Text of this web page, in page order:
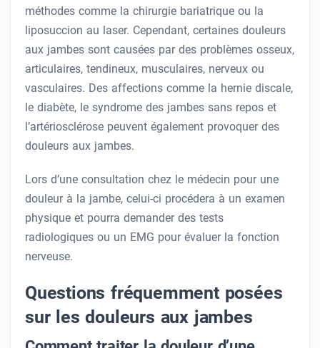
méthodes comme la chirurgie bariatrique ou la
liposuccion au laser. Cependant, certaines douleurs
aux jambes sont causées par des problèmes osseux,
articulaires, tendineux, musculaires, nerveux ou
vasculaires. Des affections comme la hernie discale,
le diabète, le syndrome des jambes sans repos et
l’artériosclérose peuvent également provoquer des
douleurs aux jambes.
Lors d’une consultation chez le médecin pour une
douleur à la jambe, celui-ci procédera à un examen
physique et pourra demander des tests
radiologiques ou un EMG pour évaluer la fonction
nerveuse.
Questions fréquemment posées
sur les douleurs aux jambes